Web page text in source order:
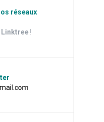
réseaux
!